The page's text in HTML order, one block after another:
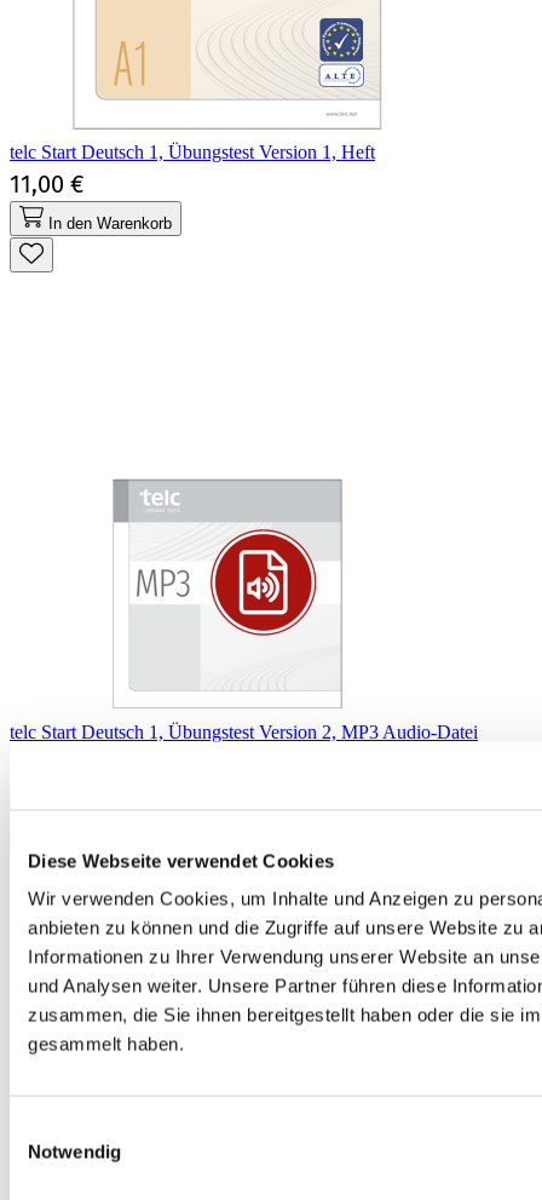
Diese Webseite verwendet Cookies
Wir verwenden Cookies, um Inhalte und Anzeigen zu
anbieten zu können und die Zugriffe auf unsere Website zu
Informationen zu Ihrer Verwendung unserer Website an
und Analysen weiter. Unsere Partner führen diese
zusammen, die Sie ihnen bereitgestellt haben oder die sie
gesammelt haben.
Notwendig
telc Start Deutsch 1, Übungstest Version 1, Heft
11,00 €
In den Warenkorb
telc Start Deutsch 1, Übungstest Version 2, MP3 Audio-Datei